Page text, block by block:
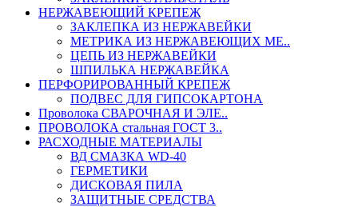
НЕРЖАВЕЮЩИЙ КРЕПЕЖ
ЗАКЛЕПКА ИЗ НЕРЖАВЕЙКИ
МЕТРИКА ИЗ НЕРЖАВЕЮЩИХ МЕ..
ЦЕПЬ ИЗ НЕРЖАВЕЙКИ
ШПИЛЬКА НЕРЖАВЕЙКА
ПЕРФОРИРОВАННЫЙ КРЕПЕЖ
ПОДВЕС ДЛЯ ГИПСОКАРТОНА
Проволока СВАРОЧНАЯ И ЭЛЕ..
ПРОВОЛОКА стальная ГОСТ 3..
РАСХОДНЫЕ МАТЕРИАЛЫ
ВД СМАЗКА WD-40
ГЕРМЕТИКИ
ДИСКОВАЯ ПИЛА
ЗАЩИТНЫЕ СРЕДСТВА